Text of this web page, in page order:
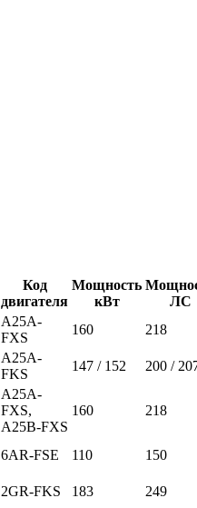
Код
двигателя
Мощность
кВт
ЛС
A25A-
FXS
160
218
A25A-
FKS
147 / 152 200 /
A25A-
FXS,
A25B-FXS
160 218
6AR-FSE 110
150
2GR-FKS 183
249